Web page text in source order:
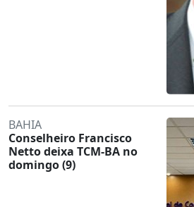
BAHIA
Conselheiro Francisco
Netto deixa TCM-BA no
domingo (9)